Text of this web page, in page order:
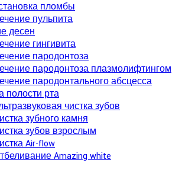
пломбы
пульпита
десен
гингивита
пародонтоза
пародонтоза плазмолифтингом
пародонтального абсцесса
полости рта
чистка зубов
зубного камня
зубов взрослым
Air-flow
Amazing white